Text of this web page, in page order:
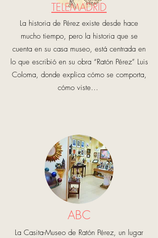
TELEMADRID
La historia de Pérez existe desde hace
mucho tiempo, pero la historia que se
cuenta en su casa museo, está centrada en
lo que escribió en su obra “Ratón Pérez” Luis
Coloma, donde explica cómo se comporta,
cómo viste…
ABC
La Casita-Museo de Ratón Pérez, un lugar